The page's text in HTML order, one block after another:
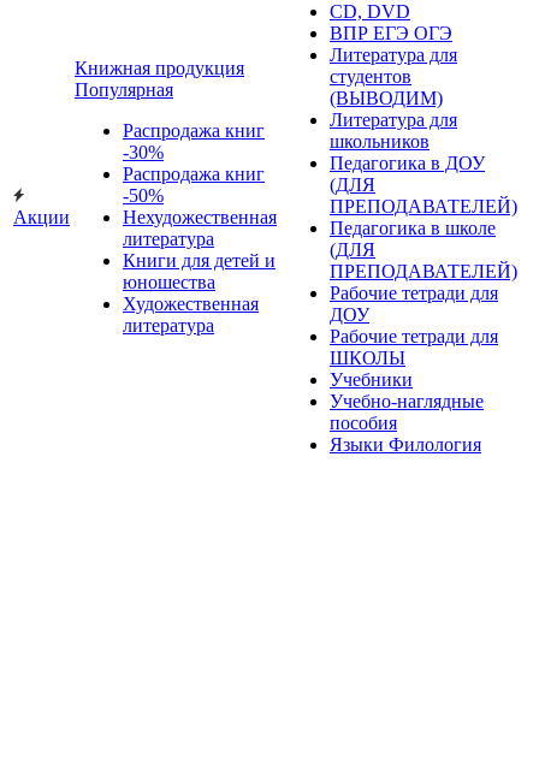
Акции
Книжная продукция
Популярная
Распродажа книг
-30%
Распродажа книг
-50%
Нехудожественная
литература
Книги для детей и
юношества
Художественная
литература
CD, DVD
ВПР ЕГЭ ОГЭ
Литература для
студентов
(ВЫВОДИМ)
Литература для
школьников
Педагогика в ДОУ
(ДЛЯ
ПРЕПОДАВАТЕЛЕЙ)
Педагогика в школе
(ДЛЯ
ПРЕПОДАВАТЕЛЕЙ)
Рабочие тетради для
ДОУ
Рабочие тетради для
ШКОЛЫ
Учебники
Учебно-наглядные
пособия
Языки Филология